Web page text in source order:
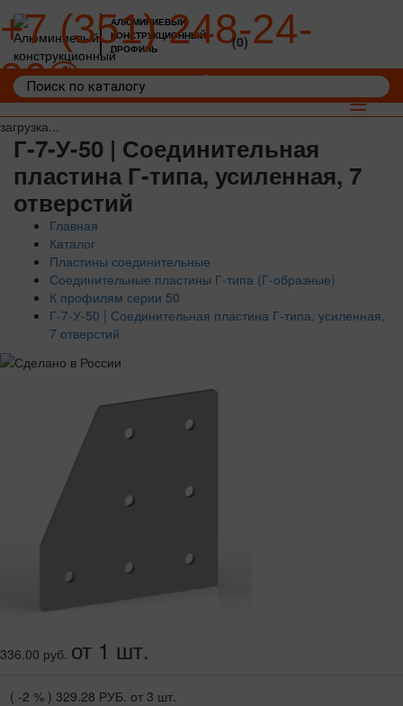
загрузка...
АЛЮМИНИЕВЫЙ
КОНСТРУКЦИОННЫЙ
ПРОФИЛЬ
+7 (351) 248-24-
36
(0)
Toggle
Г-7-У-50 | Соединительная
пластина Г-типа, усиленная, 7
отверстий
Главная
Каталог
Пластины соединительные
Соединительные пластины Г-типа (Г-образные)
К профилям серии 50
Г-7-У-50 | Соединительная пластина Г-типа, усиленная,
7 отверстий
336.00 руб. от 1 шт.
( -2 % ) 329.28 РУБ. от 3 шт.